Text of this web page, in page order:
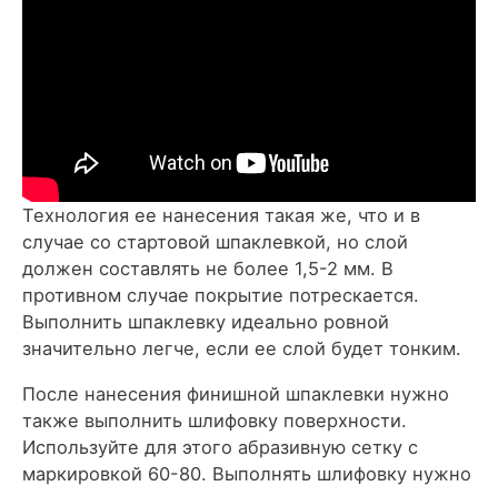
Технология ее нанесения такая же, что и в
случае со стартовой шпаклевкой, но слой
должен составлять не более 1,5-2 мм. В
противном случае покрытие потрескается.
Выполнить шпаклевку идеально ровной
значительно легче, если ее слой будет тонким.
После нанесения финишной шпаклевки нужно
также выполнить шлифовку поверхности.
Используйте для этого абразивную сетку с
маркировкой 60-80. Выполнять шлифовку нужно